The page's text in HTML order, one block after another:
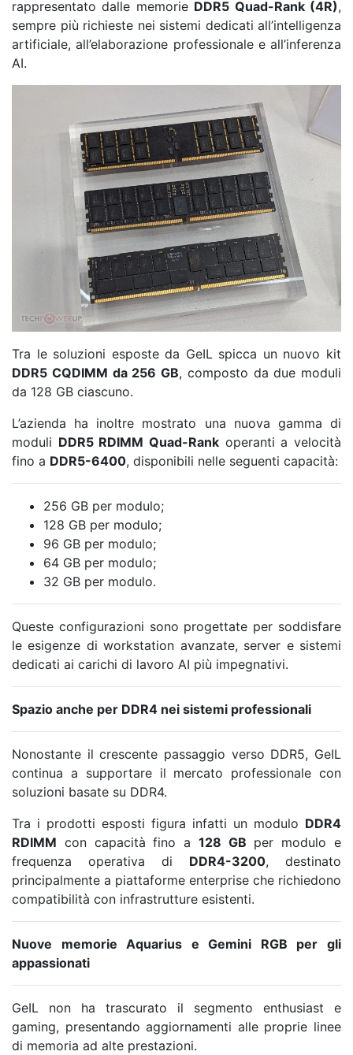
rappresentato dalle memorie DDR5 Quad-Rank (4R),
sempre più richieste nei sistemi dedicati all’intelligenza
artificiale, all’elaborazione professionale e all’inferenza
AI.
Tra le soluzioni esposte da GeIL spicca un nuovo kit
DDR5 CQDIMM da 256 GB, composto da due moduli
da 128 GB ciascuno.
L’azienda ha inoltre mostrato una nuova gamma di
moduli DDR5 RDIMM Quad-Rank operanti a velocità
fino a DDR5-6400, disponibili nelle seguenti capacità:
256 GB per modulo;
128 GB per modulo;
96 GB per modulo;
64 GB per modulo;
32 GB per modulo.
Queste configurazioni sono progettate per soddisfare
le esigenze di workstation avanzate, server e sistemi
dedicati ai carichi di lavoro AI più impegnativi.
Spazio anche per DDR4 nei sistemi professionali
Nonostante il crescente passaggio verso DDR5, GeIL
continua a supportare il mercato professionale con
soluzioni basate su DDR4.
Tra i prodotti esposti figura infatti un modulo DDR4
RDIMM con capacità fino a 128 GB per modulo e
frequenza operativa di DDR4-3200, destinato
principalmente a piattaforme enterprise che richiedono
compatibilità con infrastrutture esistenti.
Nuove memorie Aquarius e Gemini RGB per gli
appassionati
GeIL non ha trascurato il segmento enthusiast e
gaming, presentando aggiornamenti alle proprie linee
di memoria ad alte prestazioni.